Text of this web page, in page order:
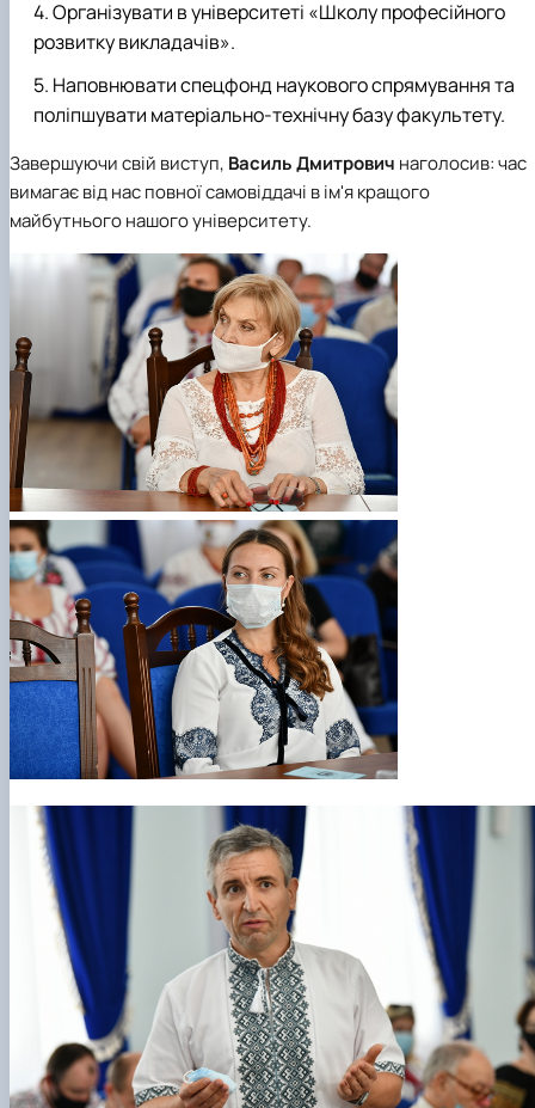
Організувати в університеті «Школу професійного
розвитку викладачів».
Наповнювати спецфонд наукового спрямування та
поліпшувати матеріально-технічну базу факультету.
Завершуючи свій виступ, Василь Дмитрович наголосив: час
вимагає від нас повної самовіддачі в ім'я кращого
майбутнього нашого університету.